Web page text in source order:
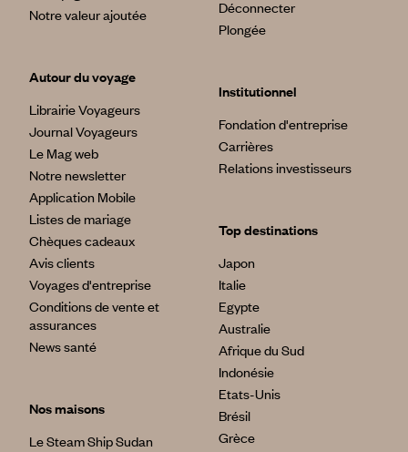
Notre valeur ajoutée
Autour du voyage
Librairie Voyageurs
Journal Voyageurs
Le Mag web
Notre newsletter
Application Mobile
Listes de mariage
Chèques cadeaux
Avis clients
Voyages d'entreprise
Conditions de vente et
assurances
News santé
Nos maisons
Le Steam Ship Sudan
Déconnecter
Plongée
Institutionnel
Fondation d'entreprise
Carrières
Relations investisseurs
Top destinations
Japon
Italie
Egypte
Australie
Afrique du Sud
Indonésie
Etats-Unis
Brésil
Grèce